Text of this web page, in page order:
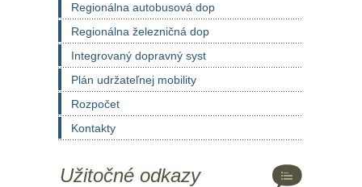
Regionálna autobusová dop
Regionálna železničná dop
Integrovaný dopravný syst
Plán udržateľnej mobility
Rozpočet
Kontakty
Užitočné odkazy